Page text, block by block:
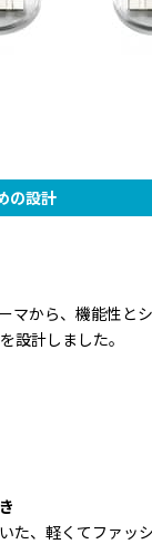
の設計
マから、機能性と
設計しました。
た、軽くてファッ